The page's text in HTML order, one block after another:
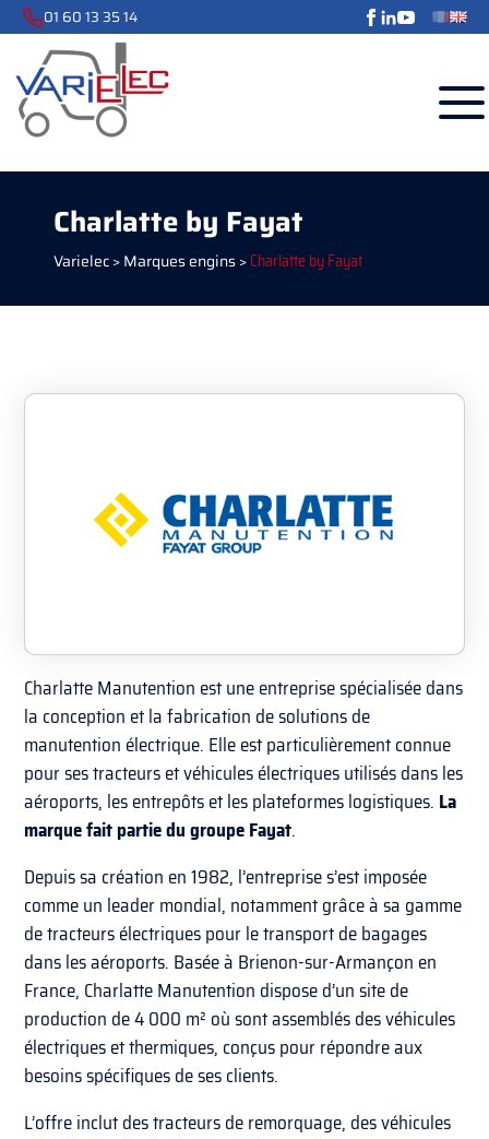
01 60 13 35 14
Charlatte by Fayat
Varielec>Marques engins>Charlatte by Fayat
Charlatte Manutention est une entreprise spécialisée dans
la conception et la fabrication de solutions de
manutention électrique. Elle est particulièrement connue
pour ses tracteurs et véhicules électriques utilisés dans les
aéroports, les entrepôts et les plateformes logistiques. La
marque fait partie du groupe Fayat.
Depuis sa création en 1982, l’entreprise s’est imposée
comme un leader mondial, notamment grâce à sa gamme
de tracteurs électriques pour le transport de bagages
dans les aéroports. Basée à Brienon-sur-Armançon en
France, Charlatte Manutention dispose d’un site de
production de 4 000 m² où sont assemblés des véhicules
électriques et thermiques, conçus pour répondre aux
besoins spécifiques de ses clients.
L’offre inclut des tracteurs de remorquage, des véhicules